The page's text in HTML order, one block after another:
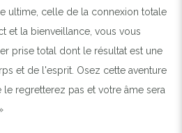
ultime, celle de la connexion totale
et la bienveillance, vous vous
prise total dont le résultat est une
et de l'esprit. Osez cette aventure
le regretterez pas et votre âme sera